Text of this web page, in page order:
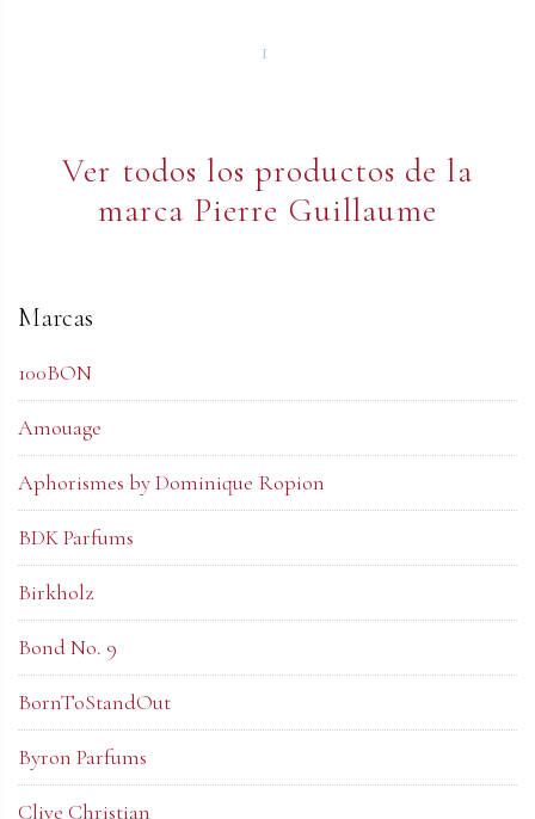
1
Ver todos los productos de la
marca Pierre Guillaume
Marcas
100BON
Amouage
Aphorismes by Dominique Ropion
BDK Parfums
Birkholz
Bond No. 9
BornToStandOut
Byron Parfums
Clive Christian